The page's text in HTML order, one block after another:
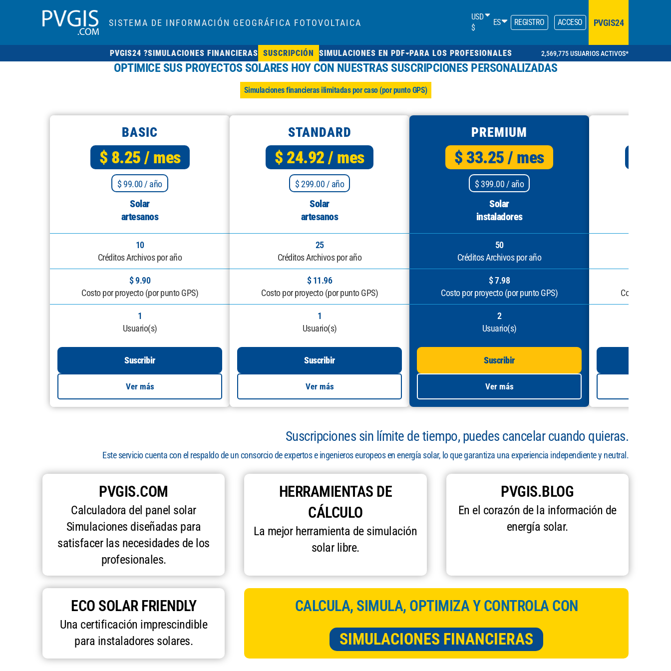
SISTEMA DE INFORMACIÓN GEOGRÁFICA FOTOVOLTAICA
USD
$
ES REGISTRO ACCESO PVGIS24
PVGIS24 ?SIMULACIONES FINANCIERAS SUSCRIPCIÓN SIMULACIONES EN PDF PARA LOS PROFESIONALES 2,569,775 USUARIOS ACTIVOS*
OPTIMICE SUS PROYECTOS SOLARES HOY CON NUESTRAS SUSCRIPCIONES PERSONALIZADAS
Simulaciones financieras ilimitadas por caso (por punto GPS)
BASIC
$ 8.25 / mes
$ 99.00 / año
Solar
artesanos
10
Créditos Archivos por año
$ 9.90
Costo por proyecto (por punto GPS)
1
Usuario(s)
Suscribir
Ver más
STANDARD
$ 24.92/ mes
$ 299.00 / año
Solar
artesanos
25
Créditos Archivos por año
$ 11.96
Costo por proyecto (por punto GPS)
1
Usuario(s)
Suscribir
Ver más
PREMIUM
$ 33.25/ mes
$ 399.00 / año
Solar
instaladores
50
Créditos Archivos por año
$ 7.98
Costo por proyecto (por punto GPS)
2
Usuario(s)
Suscribir
Ver más
Costo por
Suscripciones sin límite de tiempo, puedes cancelar cuando quieras.
Este servicio cuenta con el respaldo de un consorcio de expertos e ingenieros europeos en energía solar, lo que garantiza una experiencia independiente y neutral.
PVGIS.COM
Calculadora del panel solar
Simulaciones diseñadas para
satisfacer las necesidades de los
profesionales.
HERRAMIENTAS DE
CÁLCULO
La mejor herramienta de simulación
solar libre.
PVGIS.BLOG
En el corazón de la información de
energía solar.
ECO SOLAR FRIENDLY
Una certificación imprescindible
para instaladores solares.
CALCULA, SIMULA, OPTIMIZA Y CONTROLA CON
SIMULACIONES FINANCIERAS